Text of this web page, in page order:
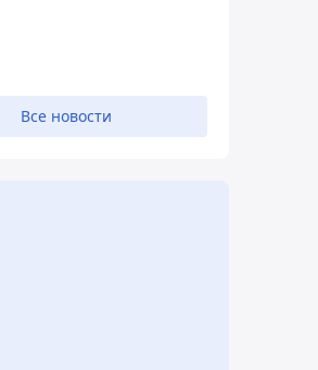
Все новости